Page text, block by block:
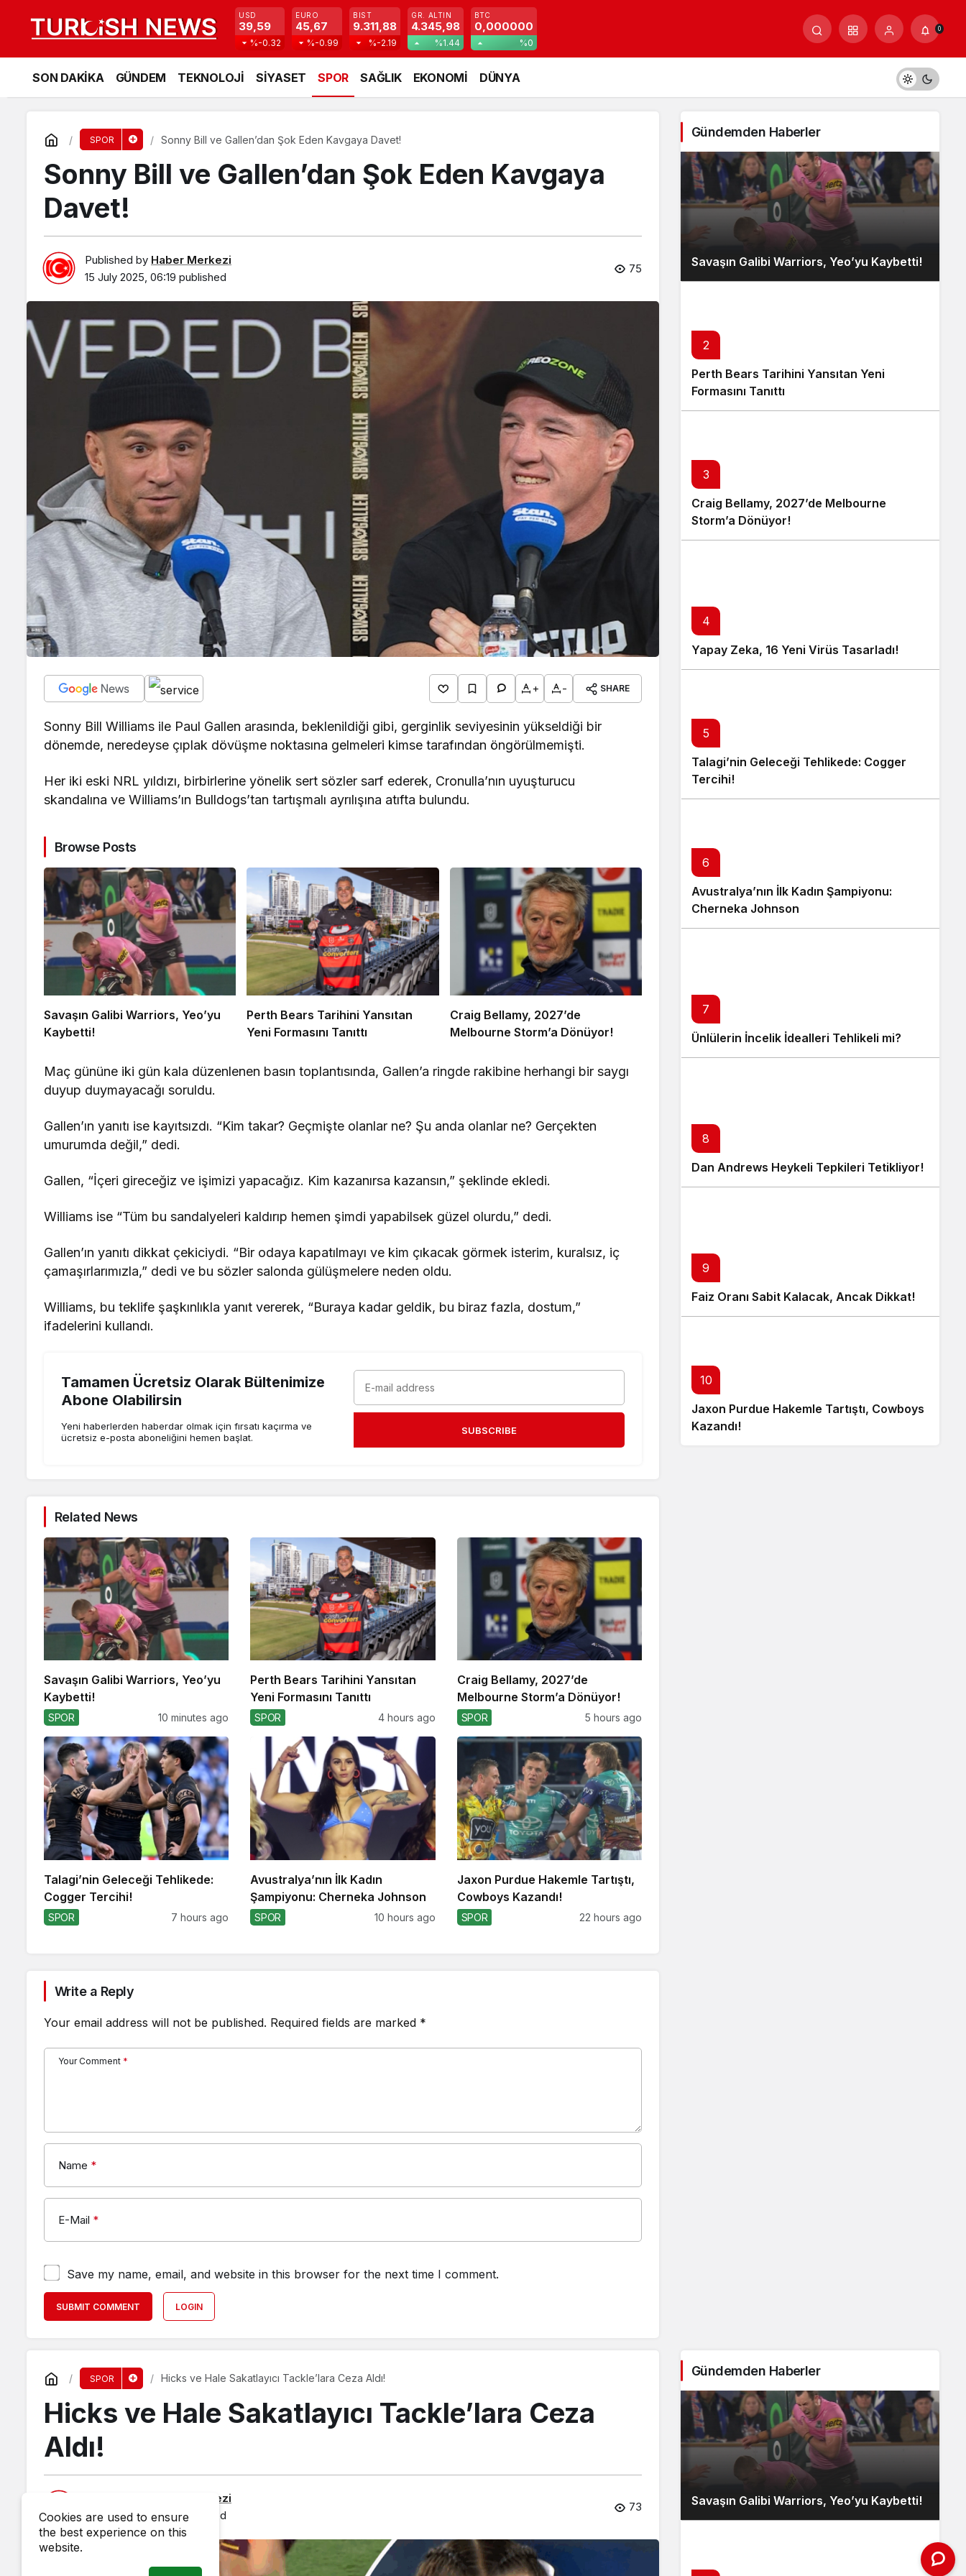
USD
39,59
%-0.32
EURO
45,67
%-0.99
BIST
9.311,88
%-2.19
GR. ALTIN
4.345,98
%1.44
BTC
0,000000
%0
0
SON DAKİKA GÜNDEM TEKNOLOJİ SİYASET SPOR SAĞLIK EKONOMİ DÜNYA
SPOR Sonny Bill ve Gallen’dan Şok Eden Kavgaya Davet!
Sonny Bill ve Gallen’dan Şok Eden Kavgaya
Davet!
Published by Haber Merkezi
15 July 2025, 06:19 published
75
+ - SHARE
Sonny Bill Williams ile Paul Gallen arasında, beklenildiği gibi, gerginlik seviyesinin yükseldiği bir
dönemde, neredeyse çıplak dövüşme noktasına gelmeleri kimse tarafından öngörülmemişti.
Her iki eski NRL yıldızı, birbirlerine yönelik sert sözler sarf ederek, Cronulla’nın uyuşturucu
skandalına ve Williams’ın Bulldogs’tan tartışmalı ayrılışına atıfta bulundu.
Browse Posts
Savaşın Galibi Warriors, Yeo’yu
Kaybetti!
Perth Bears Tarihini Yansıtan
Yeni Formasını Tanıttı
Craig Bellamy, 2027’de
Melbourne Storm’a Dönüyor!
Maç gününe iki gün kala düzenlenen basın toplantısında, Gallen’a ringde rakibine herhangi bir saygı
duyup duymayacağı soruldu.
Gallen’ın yanıtı ise kayıtsızdı. “Kim takar? Geçmişte olanlar ne? Şu anda olanlar ne? Gerçekten
umurumda değil,” dedi.
Gallen, “İçeri gireceğiz ve işimizi yapacağız. Kim kazanırsa kazansın,” şeklinde ekledi.
Williams ise “Tüm bu sandalyeleri kaldırıp hemen şimdi yapabilsek güzel olurdu,” dedi.
Gallen’ın yanıtı dikkat çekiciydi. “Bir odaya kapatılmayı ve kim çıkacak görmek isterim, kuralsız, iç
çamaşırlarımızla,” dedi ve bu sözler salonda gülüşmelere neden oldu.
Williams, bu teklife şaşkınlıkla yanıt vererek, “Buraya kadar geldik, bu biraz fazla, dostum,”
ifadelerini kullandı.
Tamamen Ücretsiz Olarak Bültenimize
Abone Olabilirsin
Yeni haberlerden haberdar olmak için fırsatı kaçırma ve
ücretsiz e-posta aboneliğini hemen başlat.
SUBSCRIBE
Related News
Savaşın Galibi Warriors, Yeo’yu
Kaybetti!
SPOR 10 minutes ago
Perth Bears Tarihini Yansıtan
Yeni Formasını Tanıttı
SPOR 4 hours ago
Craig Bellamy, 2027’de
Melbourne Storm’a Dönüyor!
SPOR 5 hours ago
Talagi’nin Geleceği Tehlikede:
Cogger Tercihi!
SPOR 7 hours ago
Avustralya’nın İlk Kadın
Şampiyonu: Cherneka Johnson
SPOR 10 hours ago
Jaxon Purdue Hakemle Tartıştı,
Cowboys Kazandı!
SPOR 22 hours ago
Write a Reply
Your email address will not be published. Required fields are marked *
Your Comment *
Name *
E-Mail *
Save my name, email, and website in this browser for the next time I comment.
SUBMIT COMMENT LOGIN
Gündemden Haberler
Savaşın Galibi Warriors, Yeo’yu Kaybetti!
2
Perth Bears Tarihini Yansıtan Yeni
Formasını Tanıttı
3
Craig Bellamy, 2027’de Melbourne
Storm’a Dönüyor!
4
Yapay Zeka, 16 Yeni Virüs Tasarladı!
5
Talagi’nin Geleceği Tehlikede: Cogger
Tercihi!
6
Avustralya’nın İlk Kadın Şampiyonu:
Cherneka Johnson
7
Ünlülerin İncelik İdealleri Tehlikeli mi?
8
Dan Andrews Heykeli Tepkileri Tetikliyor!
9
Faiz Oranı Sabit Kalacak, Ancak Dikkat!
10
Jaxon Purdue Hakemle Tartıştı, Cowboys
Kazandı!
SPOR Hicks ve Hale Sakatlayıcı Tackle’lara Ceza Aldı!
Hicks ve Hale Sakatlayıcı Tackle’lara Ceza
Aldı!
Haber Merkezi
14 July 2025, 18:00published
73
Gündemden Haberler
Savaşın Galibi Warriors, Yeo’yu Kaybetti!
Cookies are used to ensure
the best experience on this
website.